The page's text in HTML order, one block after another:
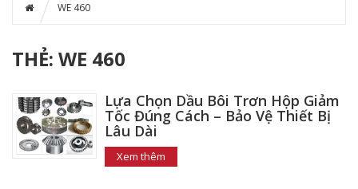
WE 460
THẺ: WE 460
Lựa Chọn Dầu Bôi Trơn Hộp Giảm
Tốc Đúng Cách – Bảo Vệ Thiết Bị
Lâu Dài
Xem thêm